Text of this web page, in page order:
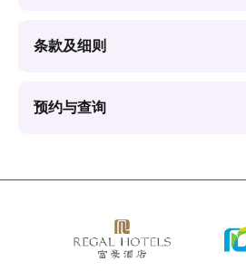
条款及细则
预约与查询